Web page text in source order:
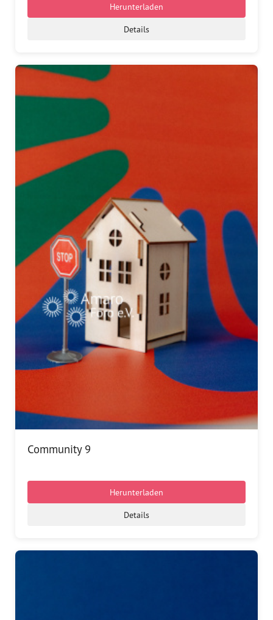
Herunterladen
Details
Community 9
Herunterladen
Details